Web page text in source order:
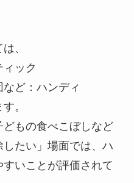
、
ィック
など：ハンディ
。
もの食べこぼしなど
したい」場面では、ハ
いことが評価されて